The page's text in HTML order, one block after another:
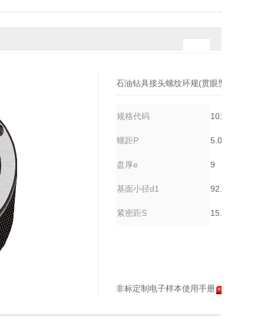
石油钻具接头螺纹环规(贯眼型)
规格代码 1017419022
螺距P 5.08
盘厚e 9
基面小径d1 92.472
紧密距S 15.875
非标定制电子样本使用手册